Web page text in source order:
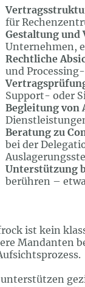
für
Gestaltung und
Unternehmen,
Rechtliche
und
Support- oder
Begleitung von
Beratung zu
bei der
Unterstützung
berühren –
ist kein
Mandanten